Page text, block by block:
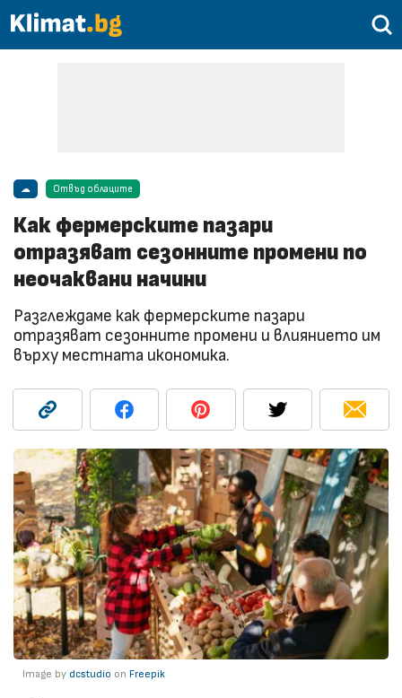
☁ Отвъд облаците
Как фермерските пазари
отразяват сезонните промени по
неочаквани начини
Разглеждаме как фермерските пазари
отразяват сезонните промени и влиянието им
върху местната икономика.
Image by dcstudio on Freepik